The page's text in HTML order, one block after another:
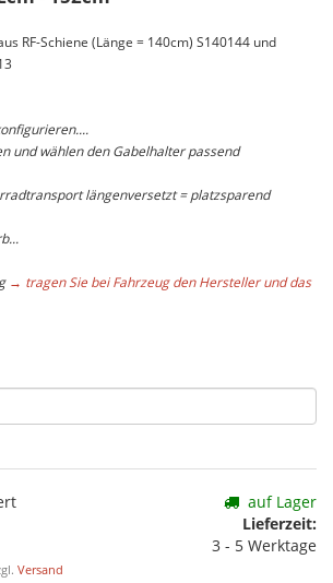
RF-Schiene (Länge = 140cm) S140144 und
und wählen den Gabelhalter passend
längenversetzt = platzsparend
→ tragen Sie bei Fahrzeug den Hersteller und das
Versand
auf Lager
Lieferzeit:
3 - 5 Werktage